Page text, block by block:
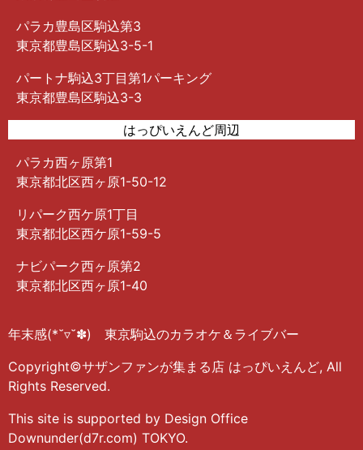
パラカ豊島区駒込第3
東京都豊島区駒込3-5-1
パートナ駒込3丁目第1パーキング
東京都豊島区駒込3-3
はっぴいえんど周辺
パラカ西ヶ原第1
東京都北区西ヶ原1-50-12
リパーク西ケ原1丁目
東京都北区西ケ原1-59-5
ナビパーク西ヶ原第2
東京都北区西ヶ原1-40
年末感(*˘▿˘✽) 東京駒込のカラオケ＆ライブバー
Copyright©サザンファンが集まる店 はっぴいえんど, All
Rights Reserved.
This site is supported by Design Office
Downunder(d7r.com) TOKYO.